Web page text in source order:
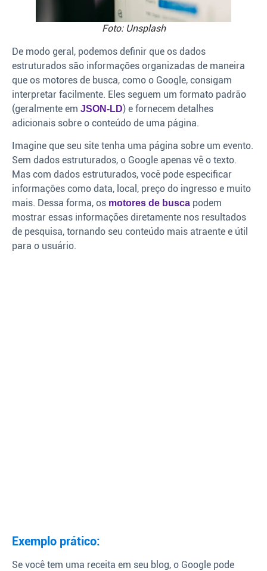
Foto: Unsplash
De modo geral, podemos definir que os dados
estruturados são informações organizadas de maneira
que os motores de busca, como o Google, consigam
interpretar facilmente. Eles seguem um formato padrão
(geralmente em JSON-LD) e fornecem detalhes
adicionais sobre o conteúdo de uma página.
Imagine que seu site tenha uma página sobre um evento.
Sem dados estruturados, o Google apenas vê o texto.
Mas com dados estruturados, você pode especificar
informações como data, local, preço do ingresso e muito
mais. Dessa forma, os motores de busca podem
mostrar essas informações diretamente nos resultados
de pesquisa, tornando seu conteúdo mais atraente e útil
para o usuário.
Exemplo prático:
Se você tem uma receita em seu blog, o Google pode